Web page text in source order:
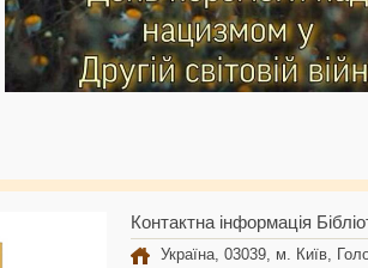
Контактна інформація
Україна, 03039, м. Київ,